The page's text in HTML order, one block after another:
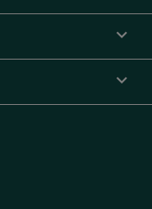

